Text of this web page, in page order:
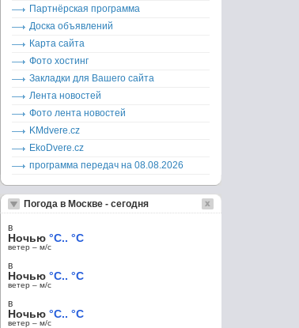
Партнёрская программа
Доска объявлений
Карта сайта
Фото хостинг
Закладки для Вашего сайта
Лента новостей
Фото лента новостей
KMdvere.cz
EkoDvere.cz
программа передач на 08.08.2026
Погода в Москве - сегодня
в
Ночью °C.. °C
ветер – м/c
в
Ночью °C.. °C
ветер – м/c
в
Ночью °C.. °C
ветер – м/c